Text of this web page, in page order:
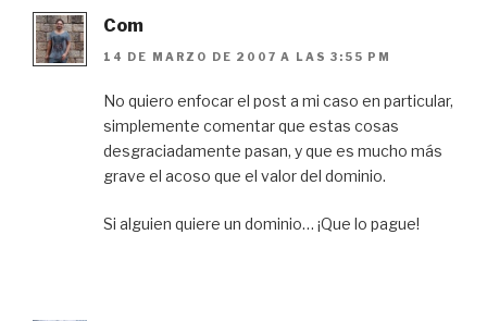
Com
14 DE MARZO DE 2007 A LAS 3:55 PM
No quiero enfocar el post a mi caso en particular,
simplemente comentar que estas cosas
desgraciadamente pasan, y que es mucho más
grave el acoso que el valor del dominio.
Si alguien quiere un dominio… ¡Que lo pague!